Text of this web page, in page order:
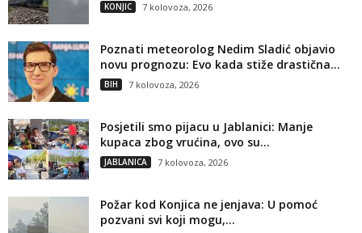
KONJIC 7 kolovoza, 2026
Poznati meteorolog Nedim Sladić objavio
novu prognozu: Evo kada stiže drastična...
BIH 7 kolovoza, 2026
Posjetili smo pijacu u Jablanici: Manje
kupaca zbog vrućina, ovo su...
JABLANICA 7 kolovoza, 2026
Požar kod Konjica ne jenjava: U pomoć
pozvani svi koji mogu,...